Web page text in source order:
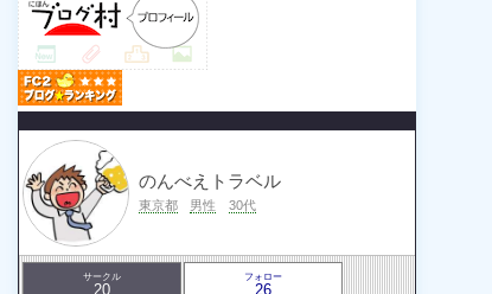
のんべえトラベル
東京都 男性 30代
サークル
20
フォロー
26